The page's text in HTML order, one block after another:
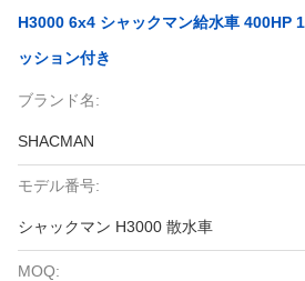
H3000 6x4 シャックマン給水車 400HP
ッション付き
ブランド名:
SHACMAN
モデル番号:
シャックマン H3000 散水車
MOQ: